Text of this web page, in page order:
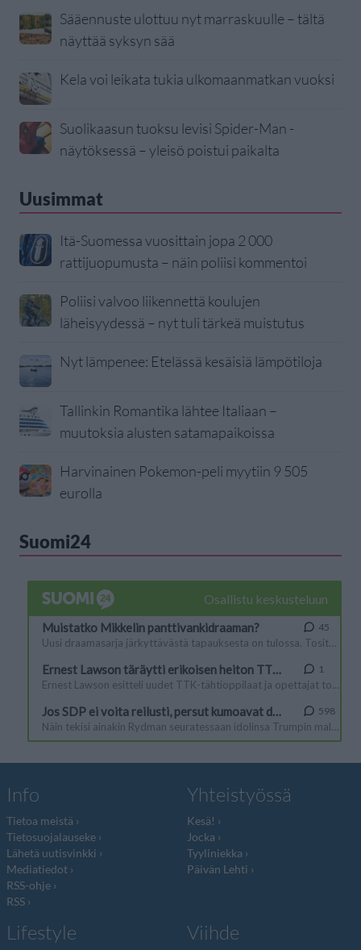
Sääennuste ulottuu nyt marraskuulle – tältä
näyttää syksyn sää
Kela voi leikata tukia ulkomaanmatkan vuoksi
Suolikaasun tuoksu levisi Spider-Man -
näytöksessä – yleisö poistui paikalta
Uusimmat
Itä-Suomessa vuosittain jopa 2 000
rattijuopumusta – näin poliisi kommentoi
Poliisi valvoo liikennettä koulujen
läheisyydessä – nyt tuli tärkeä muistutus
Nyt lämpenee: Etelässä kesäisiä lämpötiloja
Tallinkin Romantika lähtee Italiaan –
muutoksia alusten satamapaikoissa
Harvinainen Pokemon-peli myytiin 9 505
eurolla
Suomi24
Info
Tietoa meistä
Tietosuojalauseke
Lähetä uutisvinkki
Mediatiedot
RSS-ohje
RSS
Yhteistyössä
Kesä!
Jocka
Tyyliniekka
Päivän Lehti
Lifestyle Viihde